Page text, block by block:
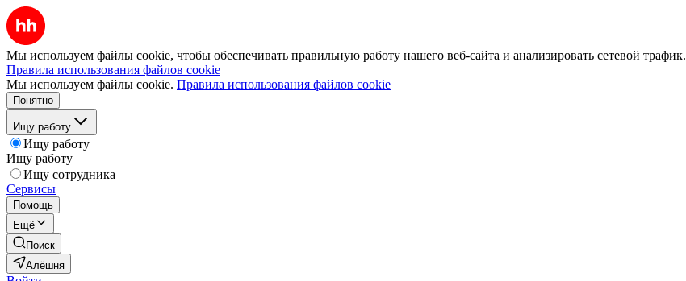
Мы используем файлы cookie, чтобы обеспечивать правильную работу нашего веб-сайта и анализировать сетевой трафик.
Правила использования файлов cookie
Мы используем файлы cookie. Правила использования файлов cookie
Понятно
Ищу работу
Ищу работу
Ищу работу
Ищу сотрудника
Сервисы
Помощь
Ещё
Поиск
Алёшня